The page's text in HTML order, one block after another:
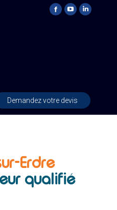
Demandez votre devis
Erdre
qualifié